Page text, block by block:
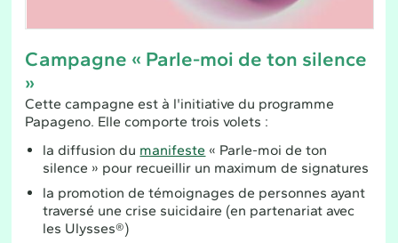
Campagne « Parle-moi de ton silence
»
Cette campagne est à l'initiative du programme
Papageno. Elle comporte trois volets :
la diffusion du manifeste « Parle-moi de ton
silence » pour recueillir un maximum de signatures
la promotion de témoignages de personnes ayant
traversé une crise suicidaire (en partenariat avec
les Ulysses®)